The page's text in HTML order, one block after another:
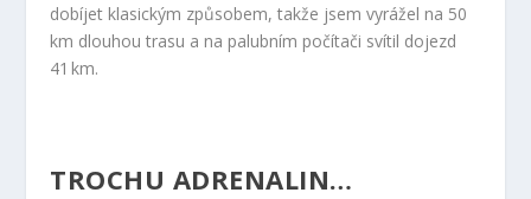
dobíjet klasickým způsobem, takže jsem vyrážel na 50
km dlouhou trasu a na palubním počítači svítil dojezd
41 km.
TROCHU ADRENALIN…